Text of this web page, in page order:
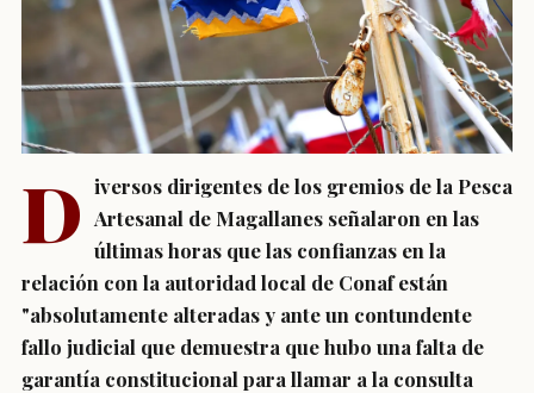
D iversos dirigentes de los gremios de la Pesca
Artesanal de Magallanes señalaron en las
últimas horas que las confianzas en la
relación con la autoridad local de Conaf están
"absolutamente alteradas y ante un contundente
fallo judicial que demuestra que hubo una falta de
garantía constitucional para llamar a la consulta